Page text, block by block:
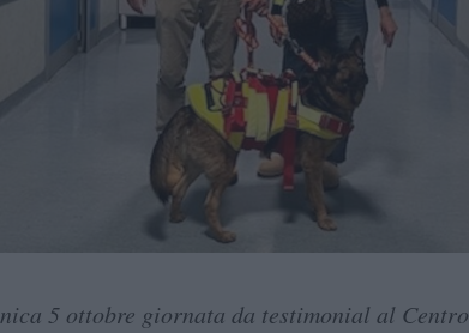
5 ottobre giornata da testimonial al Centro